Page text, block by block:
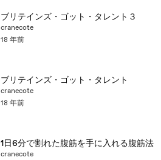
ブリテインズ・ゴット・タレント３
cranecote
18 年前
ブリテインズ・ゴット・タレント
cranecote
18 年前
1日6分で割れた腹筋を手に入れる腹筋法
cranecote